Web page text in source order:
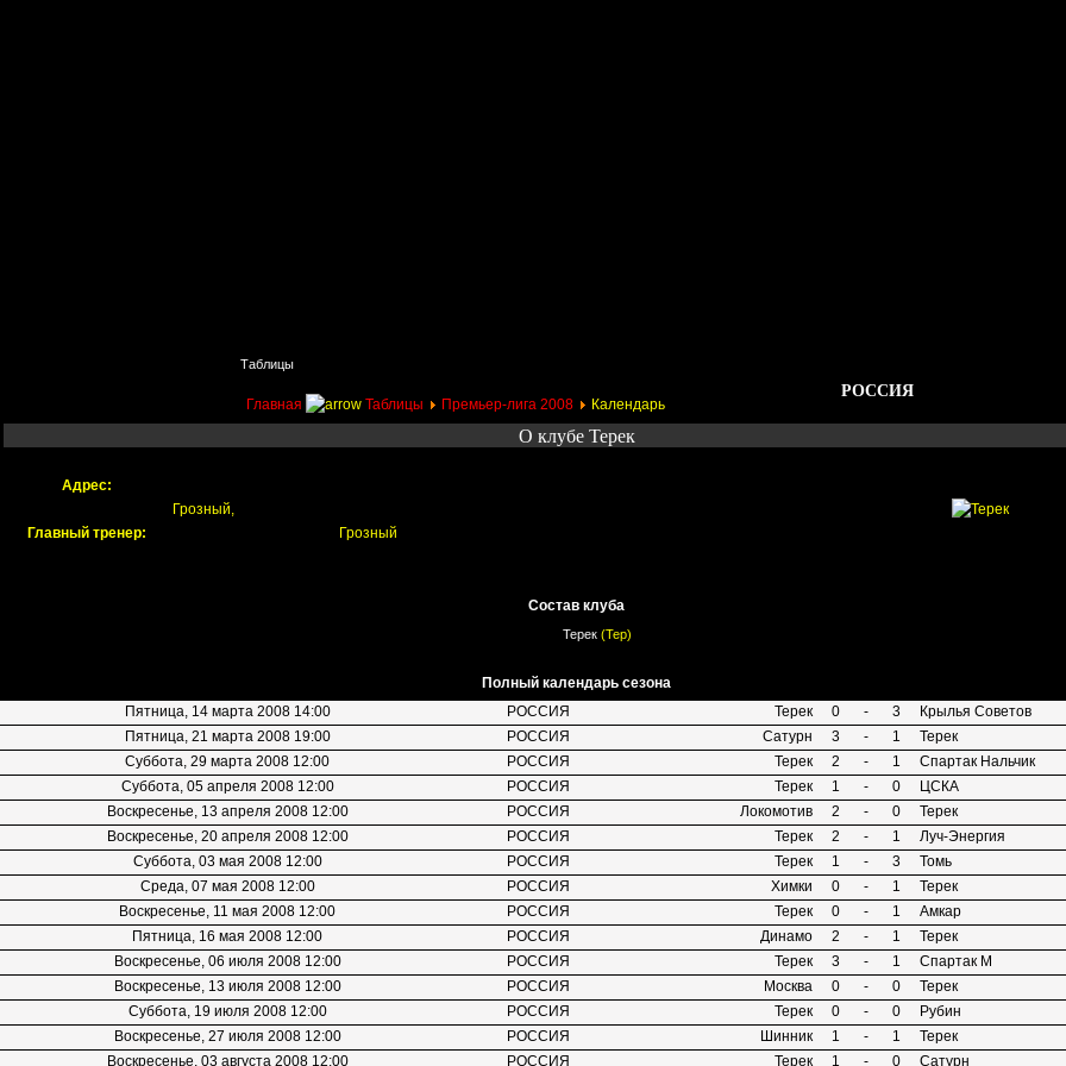
Таблицы
Главная Таблицы Премьер-лига 2008 Календарь
РОССИЯ
О клубе Терек
Адрес:
Грозный,
Главный тренер:
Грозный
Состав клуба
Терек (Тер)
Полный календарь сезона
Пятница, 14 марта 2008 14:00
РОССИЯ Терек 0 - 3
Крылья Советов
Пятница, 21 марта 2008 19:00
РОССИЯ Сатурн 3 - 1
Терек
Суббота, 29 марта 2008 12:00
РОССИЯ Терек 2 - 1
Спартак Нальчик
Суббота, 05 апреля 2008 12:00
РОССИЯ Терек 1 - 0
ЦСКА
Воскресенье, 13 апреля 2008 12:00
РОССИЯ Локомотив 2 - 0
Терек
Воскресенье, 20 апреля 2008 12:00
РОССИЯ Терек 2 - 1
Луч-Энергия
Суббота, 03 мая 2008 12:00
РОССИЯ Терек 1 - 3
Томь
Среда, 07 мая 2008 12:00
РОССИЯ Химки 0 - 1
Терек
Воскресенье, 11 мая 2008 12:00
РОССИЯ Терек 0 - 1
Амкар
Пятница, 16 мая 2008 12:00
РОССИЯ Динамо 2 - 1
Терек
Воскресенье, 06 июля 2008 12:00
РОССИЯ Терек 3 - 1
Спартак М
Воскресенье, 13 июля 2008 12:00
РОССИЯ Москва 0 - 0
Терек
Суббота, 19 июля 2008 12:00
РОССИЯ Терек 0 - 0
Рубин
Воскресенье, 27 июля 2008 12:00
РОССИЯ Шинник 1 - 1
Терек
Воскресенье, 03 августа 2008 12:00
РОССИЯ Терек 1 - 0 Сатурн